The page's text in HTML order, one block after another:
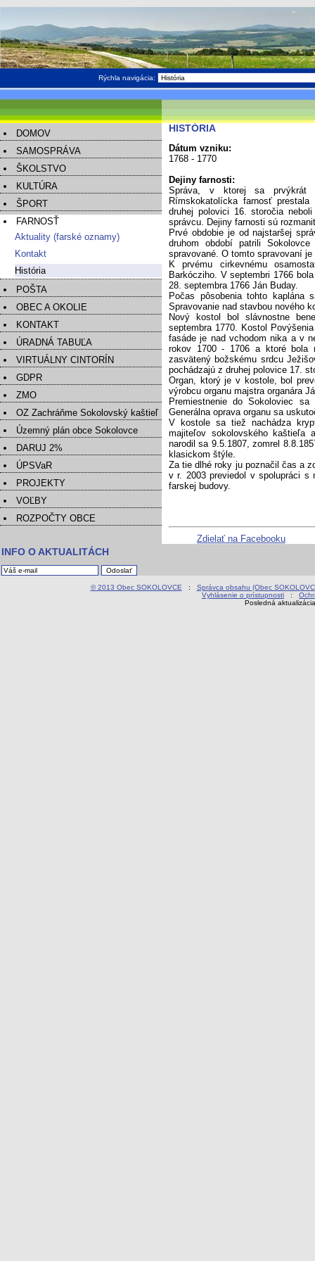
Rýchla navigácia:
DOMOV
SAMOSPRÁVA
ŠKOLSTVO
KULTÚRA
ŠPORT
FARNOSŤ
Aktuality (farské oznamy)
Kontakt
História
POŠTA
OBEC A OKOLIE
KONTAKT
ÚRADNÁ TABUĽA
VIRTUÁLNY CINTORÍN
GDPR
ZMO
OZ Zachráňme Sokolovský kaštieľ
Územný plán obce Sokolovce
DARUJ 2%
ÚPSVaR
PROJEKTY
VOĽBY
ROZPOČTY OBCE
INFO O AKTUALITÁCH
HISTÓRIA
Dátum vzniku:
1768 - 1770
Dejiny farnosti:
Správa, v ktorej sa prvýkrát
Rímskokatolícka farnosť
druhej polovici 16. storočia
správcu. Dejiny farnosti sú
Prvé obdobie je od najstaršej
druhom období patrili
spravované. O tomto spravovaní
K prvému cirkevnému
Barkócziho. V septembri 1766
28. septembra 1766 Ján Buday.
Počas pôsobenia tohto
Spravovanie nad stavbou nového
Nový kostol bol slávnostne
septembra 1770. Kostol
fasáde je nad vchodom nika a v
rokov 1700 - 1706 a ktoré bola
zasvätený božskému srdcu
pochádzajú z druhej polovice 17.
Organ, ktorý je v kostole, bol
výrobcu organu majstra organára
Premiestnenie do Sokoloviec
Generálna oprava organu sa
V kostole sa tiež nachádza
majiteľov sokolovského kaštieľa
narodil sa 9.5.1807, zomrel
klasickom štýle.
Za tie dlhé roky ju poznačil čas a
v r. 2003 previedol v spolupráci s
farskej budovy.
Zdielať na Facebooku
© 2013 Obec SOKOLOVCE : Správca obsahu (Obec
Vyhlásenie o prístupnosti :
Posledná